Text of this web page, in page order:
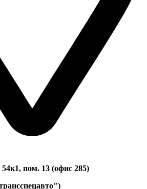
пом. 13 (офис 285)